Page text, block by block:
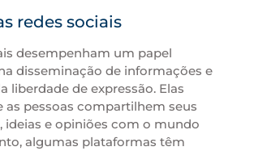
redes sociais
desempenham um papel
disseminação de informações e
liberdade de expressão. Elas
as pessoas compartilhem seus
ideias e opiniões com o mundo
algumas plataformas têm